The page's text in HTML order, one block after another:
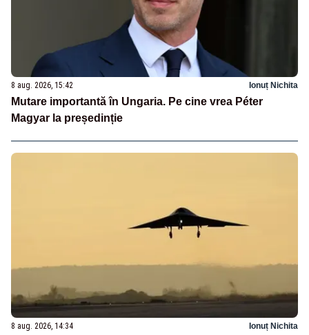
8 aug. 2026, 15:42 Ionuț Nichita
Mutare importantă în Ungaria. Pe cine vrea Péter
Magyar la președinție
8 aug. 2026, 14:34 Ionuț Nichita